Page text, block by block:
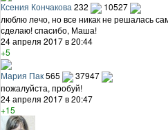
Ксения Кончакова 232
10527
люблю лечо, но все никак не решалась
сделаю! спасибо, Маша!
24 апреля 2017 в 20:44
+5
Мария Пак565
37947
пожалуйста, пробуй!
24 апреля 2017 в 20:47
+15